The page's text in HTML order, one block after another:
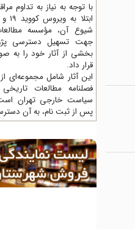
با توجه به نیاز به تداوم
شیوع آن، مؤسسه
جهت تسهیل دسترسی
بخشی از آثار خود را به
قرار داد.
این آثار شامل مجموعه‌ای
فصلنامه‌ مطالعات
سیاست خارجی تهران است
پس از ثبت نام، به آن